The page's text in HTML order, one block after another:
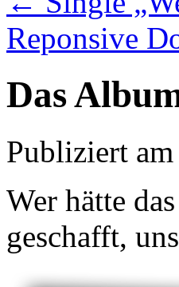
Reponsive
Das
Publiziert am
Wer hätte
geschafft,